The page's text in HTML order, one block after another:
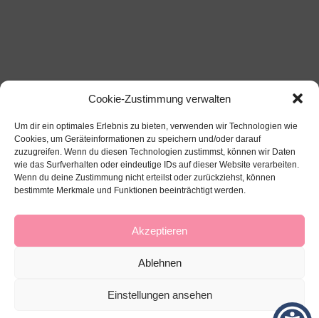
Cookie-Zustimmung verwalten
Um dir ein optimales Erlebnis zu bieten, verwenden wir Technologien wie
Cookies, um Geräteinformationen zu speichern und/oder darauf
zuzugreifen. Wenn du diesen Technologien zustimmst, können wir Daten
wie das Surfverhalten oder eindeutige IDs auf dieser Website verarbeiten.
Wenn du deine Zustimmung nicht erteilst oder zurückziehst, können
bestimmte Merkmale und Funktionen beeinträchtigt werden.
Akzeptieren
Ablehnen
Einstellungen ansehen